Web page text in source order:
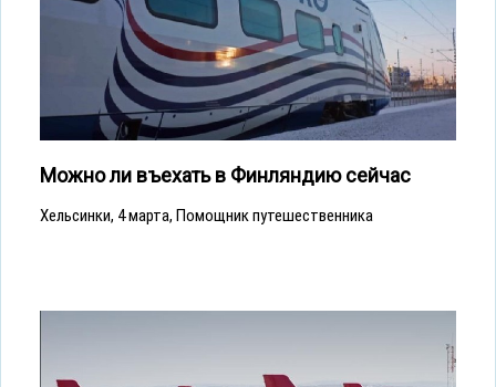
Можно ли въехать в Финляндию сейчас
Хельсинки, 4 марта, Помощник путешественника